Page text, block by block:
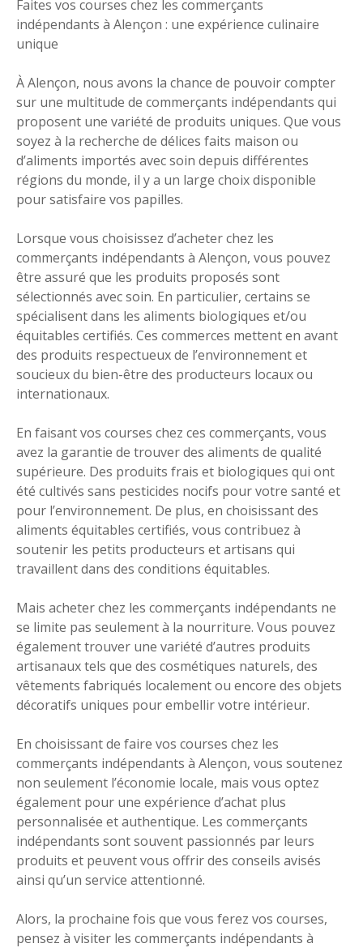
Faites vos courses chez les commerçants
indépendants à Alençon : une expérience culinaire
unique
À Alençon, nous avons la chance de pouvoir compter
sur une multitude de commerçants indépendants qui
proposent une variété de produits uniques. Que vous
soyez à la recherche de délices faits maison ou
d’aliments importés avec soin depuis différentes
régions du monde, il y a un large choix disponible
pour satisfaire vos papilles.
Lorsque vous choisissez d’acheter chez les
commerçants indépendants à Alençon, vous pouvez
être assuré que les produits proposés sont
sélectionnés avec soin. En particulier, certains se
spécialisent dans les aliments biologiques et/ou
équitables certifiés. Ces commerces mettent en avant
des produits respectueux de l’environnement et
soucieux du bien-être des producteurs locaux ou
internationaux.
En faisant vos courses chez ces commerçants, vous
avez la garantie de trouver des aliments de qualité
supérieure. Des produits frais et biologiques qui ont
été cultivés sans pesticides nocifs pour votre santé et
pour l’environnement. De plus, en choisissant des
aliments équitables certifiés, vous contribuez à
soutenir les petits producteurs et artisans qui
travaillent dans des conditions équitables.
Mais acheter chez les commerçants indépendants ne
se limite pas seulement à la nourriture. Vous pouvez
également trouver une variété d’autres produits
artisanaux tels que des cosmétiques naturels, des
vêtements fabriqués localement ou encore des objets
décoratifs uniques pour embellir votre intérieur.
En choisissant de faire vos courses chez les
commerçants indépendants à Alençon, vous soutenez
non seulement l’économie locale, mais vous optez
également pour une expérience d’achat plus
personnalisée et authentique. Les commerçants
indépendants sont souvent passionnés par leurs
produits et peuvent vous offrir des conseils avisés
ainsi qu’un service attentionné.
Alors, la prochaine fois que vous ferez vos courses,
pensez à visiter les commerçants indépendants à